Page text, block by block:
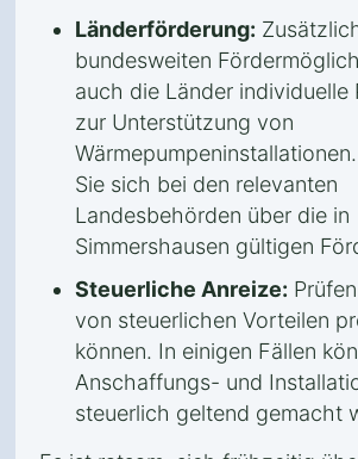
Länderförderung:
bundesweiten
auch die Länder individuelle
zur Unterstützung von
Sie sich bei den relevanten
Landesbehörden über die in
Simmershausen gültigen
Steuerliche Anreize:
von steuerlichen Vorteilen
können. In einigen Fällen
Anschaffungs- und
steuerlich geltend gemacht